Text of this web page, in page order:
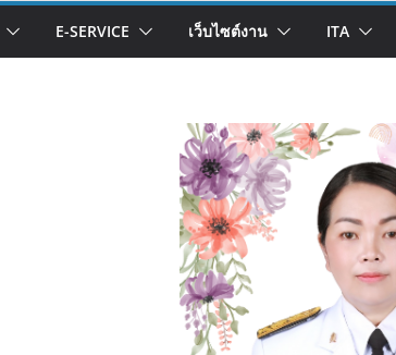
E-SERVICE เว็บไซต์งาน ITA